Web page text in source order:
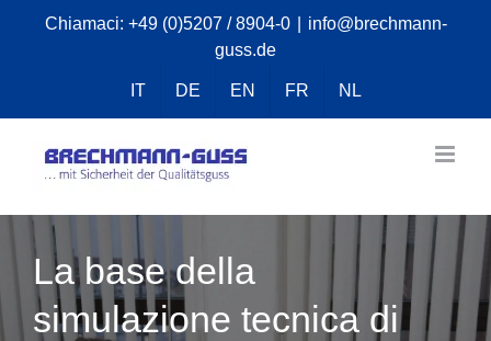
Chiamaci: +49 (0)5207 / 8904-0
info@brechmann-
guss.de
IT DE EN FR NL
La base della
simulazione tecnica di